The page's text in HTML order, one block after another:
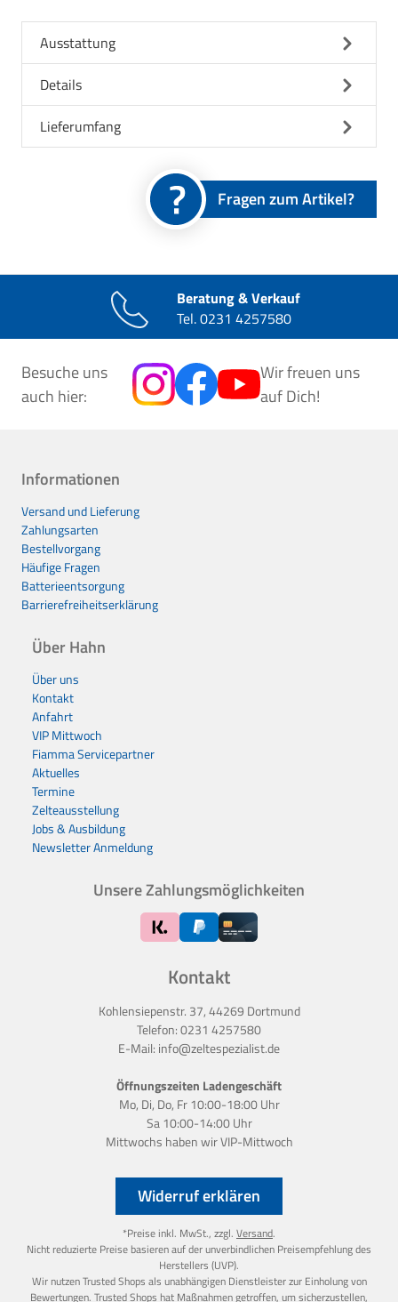
Ausstattung
Details
Lieferumfang
Fragen zum Artikel?
Beratung & Verkauf
Tel.0231 4257580
Besuche uns
auch hier:
Wir freuen uns
auf Dich!
Widerruf erklären
*Preise inkl. MwSt., zzgl. Versand.
Nicht reduzierte Preise basieren auf der unverbindlichen Preisempfehlung des
Herstellers (UVP).
Wir nutzen Trusted Shops als unabhängigen Dienstleister zur Einholung von
Bewertungen. Trusted Shops hat Maßnahmen getroffen, um sicherzustellen,
Informationen
Versand und Lieferung
Zahlungsarten
Bestellvorgang
Häufige Fragen
Batterieentsorgung
Barrierefreiheitserklärung
Über Hahn
Über uns
Kontakt
Anfahrt
VIP Mittwoch
Fiamma Servicepartner
Aktuelles
Termine
Zelteausstellung
Jobs & Ausbildung
Newsletter Anmeldung
Kontakt
Kohlensiepenstr. 37, 44269 Dortmund
Telefon:0231 4257580
E-Mail: info@zeltespezialist.de
Öffnungszeiten Ladengeschäft
Mo, Di, Do, Fr 10:00-18:00 Uhr
Sa 10:00-14:00 Uhr
Mittwochs haben wirVIP-Mittwoch
Unsere Zahlungsmöglichkeiten